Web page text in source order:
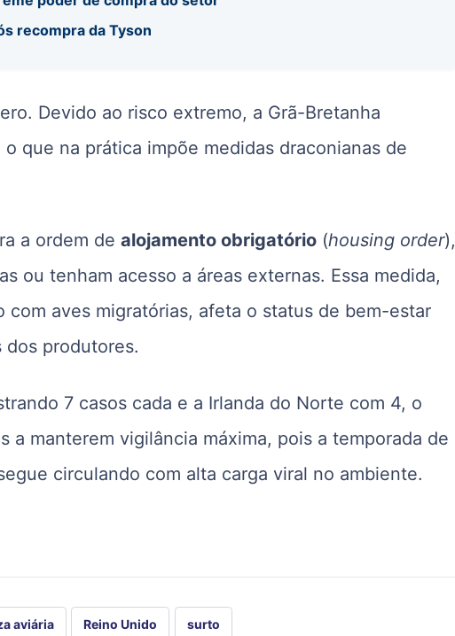
recompra da Tyson
Devido ao risco extremo, a Grã-Bretanha
que na prática impõe medidas draconianas de
a ordem dealojamento obrigatório (housing order),
ou tenham acesso a áreas externas. Essa medida,
com aves migratórias, afeta o status de bem-estar
dos produtores.
7 casos cada e a Irlanda do Norte com 4, o
manterem vigilância máxima, pois a temporada de
circulando com alta carga viral no ambiente.
aviária Reino Unido surto